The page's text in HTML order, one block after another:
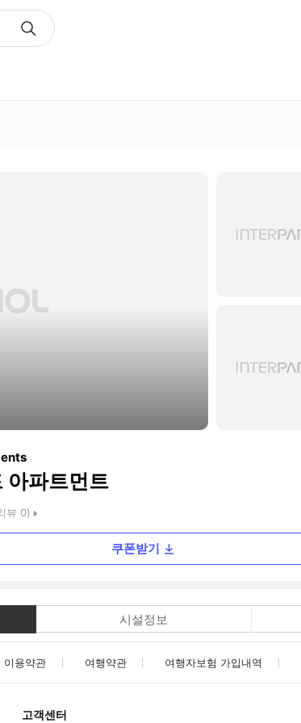
아파트먼트
뷰 0)
쿠폰받기
시설정보
이용약관 여행약관 여행자보험 가입내역
고객센터